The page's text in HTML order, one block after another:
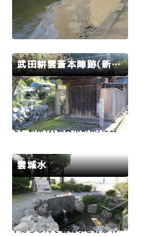
33場が豊富で、天然の良港で
もある西小川は、水は透き通
り、砂浜は小さめだが、プライ
ベートビーチのような感覚でシ
かに過ごしたい方におすすめ。
武田耕雲斎本陣跡(新保陣屋)
元治元年(1864)12月11日、
水戸天狗党は木ノ芽峠を越え
て、新保村(敦賀市新保)に到着
ます。しかし、交戦を望まない
水戸天狗党は戦闘を避けようと
加賀藩と交渉を重ねます。 こ
の交渉が行われたのが、武田耕
雲…
若狭路 敦賀市
雲城水
小浜市一番町船溜まり横にある
雲城公園。雲浜(うんぴん)の城
下にちなんで雲城水と呼ばれ
若狭路 小浜市